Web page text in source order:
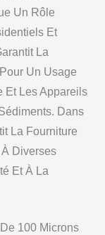
Un Rôle
Et
La
Un Usage
Et Les Appareils
Dans
La Fourniture
Diverses
Et À La
100 Microns